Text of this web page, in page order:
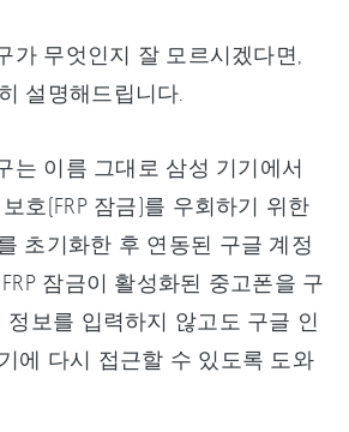
가 무엇인지 잘 모르시겠다면,
설명해드립니다.
는 이름 그대로 삼성 기기에서
호(FRP 잠금)를 우회하기 위한
초기화한 후 연동된 구글 계정
잠금이 활성화된 중고폰을 구
정보를 입력하지 않고도 구글 인
에 다시 접근할 수 있도록 도와